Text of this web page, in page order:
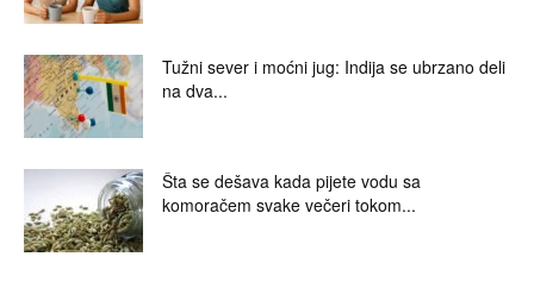
Tužni sever i moćni jug: Indija se ubrzano deli
na dva...
Šta se dešava kada pijete vodu sa
komoračem svake večeri tokom...